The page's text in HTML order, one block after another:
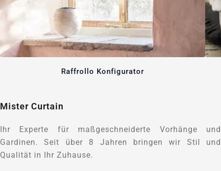
Raffrollo Konfigurator
Mister Curtain
Ihr Experte für maßgeschneiderte Vorhänge und
Gardinen. Seit über 8 Jahren bringen wir Stil und
Qualität in Ihr Zuhause.